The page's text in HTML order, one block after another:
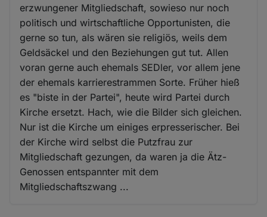
erzwungener Mitgliedschaft, sowieso nur noch
politisch und wirtschaftliche Opportunisten, die
gerne so tun, als wären sie religiös, weils dem
Geldsäckel und den Beziehungen gut tut. Allen
voran gerne auch ehemals SEDler, vor allem jene
der ehemals karrierestrammen Sorte. Früher hieß
es "biste in der Partei", heute wird Partei durch
Kirche ersetzt. Hach, wie die Bilder sich gleichen.
Nur ist die Kirche um einiges erpresserischer. Bei
der Kirche wird selbst die Putzfrau zur
Mitgliedschaft gezungen, da waren ja die Ätz-
Genossen entspannter mit dem
Mitgliedschaftszwang ...